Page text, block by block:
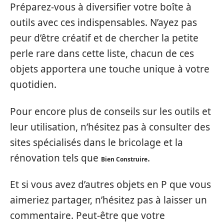
Préparez-vous à diversifier votre boîte à
outils avec ces indispensables. N’ayez pas
peur d’être créatif et de chercher la petite
perle rare dans cette liste, chacun de ces
objets apportera une touche unique à votre
quotidien.
Pour encore plus de conseils sur les outils et
leur utilisation, n’hésitez pas à consulter des
sites spécialisés dans le bricolage et la
rénovation tels que Bien Construire.
Et si vous avez d’autres objets en P que vous
aimeriez partager, n’hésitez pas à laisser un
commentaire. Peut-être que votre